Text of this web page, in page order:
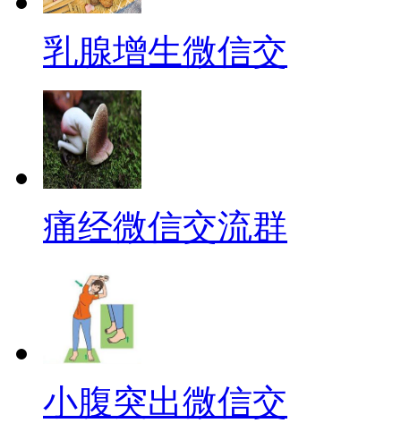
乳腺增生微信交
痛经微信交流群
小腹突出微信交